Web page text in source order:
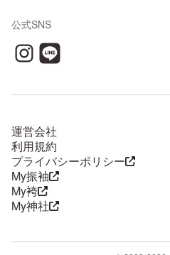
公式SNS
運営会社
利用規約
プライバシーポリシー
My振袖
My袴
My神社